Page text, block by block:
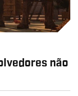
não